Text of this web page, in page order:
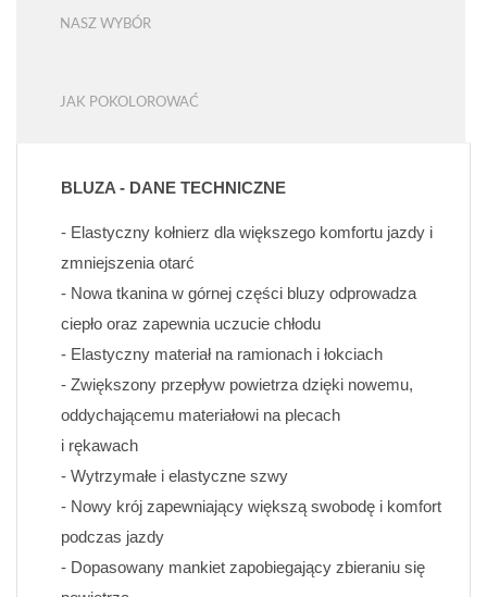
NASZ WYBÓR
JAK POKOLOROWAĆ
BLUZA - DANE TECHNICZNE
- Elastyczny kołnierz dla większego komfortu jazdy i
zmniejszenia otarć
- Nowa tkanina w górnej części bluzy odprowadza
ciepło oraz zapewnia uczucie chłodu
- Elastyczny materiał na ramionach i łokciach
- Zwiększony przepływ powietrza dzięki nowemu,
oddychającemu materiałowi na plecach
i rękawach
- Wytrzymałe i elastyczne szwy
- Nowy krój zapewniający większą swobodę i komfort
podczas jazdy
- Dopasowany mankiet zapobiegający zbieraniu się